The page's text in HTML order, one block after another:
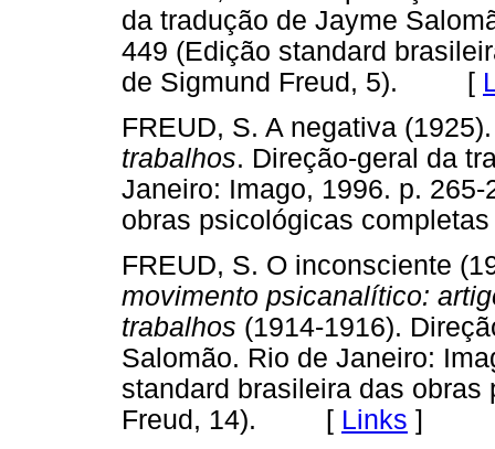
da tradução de Jayme
449 (Edição standard
de Sigmund Freud, 5). [
FREUD, S. A negativa
trabalhos. Direção-geral da
Janeiro: Imago, 1996. p.
obras psicológicas
FREUD, S. O inconsciente
movimento psicanalítico:
trabalhos (1914-1916).
Salomão. Rio de Janeiro:
standard brasileira das
Freud, 14). [ Links ]